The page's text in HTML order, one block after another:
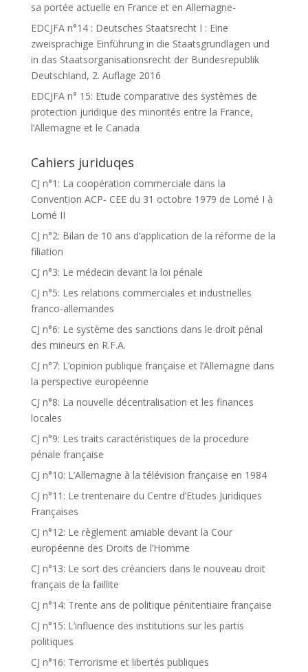
sa portée actuelle en France et en Allemagne-
EDCJFA n°14 : Deutsches Staatsrecht I : Eine
zweisprachige Einführung in die Staatsgrundlagen und
in das Staatsorganisationsrecht der Bundesrepublik
Deutschland, 2. Auflage 2016
EDCJFA n° 15: Etude comparative des systèmes de
protection juridique des minorités entre la France,
l’Allemagne et le Canada
Cahiers juriduqes
CJ n°1: La coopération commerciale dans la
Convention ACP- CEE du 31 octobre 1979 de Lomé I à
Lomé II
CJ n°2: Bilan de 10 ans d’application de la réforme de la
filiation
CJ n°3: Le médecin devant la loi pénale
CJ n°5: Les relations commerciales et industrielles
franco-allemandes
CJ n°6: Le système des sanctions dans le droit pénal
des mineurs en R.F.A.
CJ n°7: L’opinion publique française et l’Allemagne dans
la perspective européenne
CJ n°8: La nouvelle décentralisation et les finances
locales
CJ n°9: Les traits caractéristiques de la procedure
pénale française
CJ n°10: L’Allemagne à la télévision française en 1984
CJ n°11: Le trentenaire du Centre d’Etudes Juridiques
Françaises
CJ n°12: Le règlement amiable devant la Cour
européenne des Droits de l’Homme
CJ n°13: Le sort des créanciers dans le nouveau droit
français de la faillite
CJ n°14: Trente ans de politique pénitentiaire française
CJ n°15: L’influence des institutions sur les partis
politiques
CJ n°16: Terrorisme et libertés publiques